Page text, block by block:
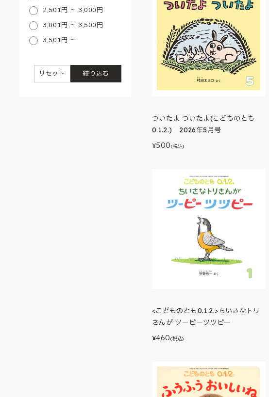
2,501円 ～ 3,000円
3,001円 ～ 3,500円
3,501円 ～
絞り込む
リセット
ついたよ ついたよ(こどものとも
0.1.2.) 2026年5月号
¥500(税込)
<こどものとも0.1.2.>ちいさなトリ
さんが ツーピーツツピー
¥460(税込)